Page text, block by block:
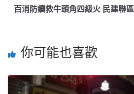
百消防續救牛頭角四級火 民建聯
你可能也喜歡